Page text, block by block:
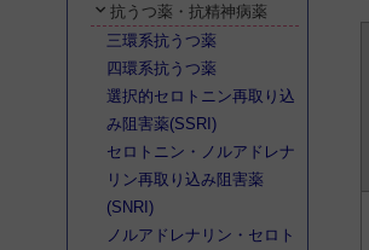
抗うつ薬・抗精神病薬
三環系抗うつ薬
四環系抗うつ薬
選択的セロトニン再取り込
み阻害薬(SSRI)
セロトニン・ノルアドレナ
リン再取り込み阻害薬
(SNRI)
ノルアドレナリン・セロト